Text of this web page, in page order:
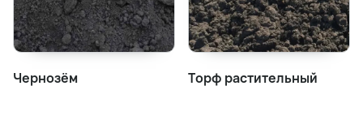
Чернозём Торф растительный